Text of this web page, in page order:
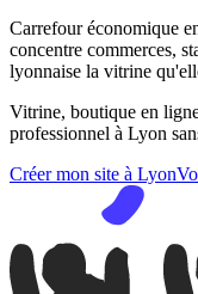
Carrefour économique
concentre commerces,
lyonnaise la vitrine
Vitrine, boutique en
professionnel à Lyon
Créer mon site à Lyon